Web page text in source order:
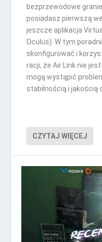
bezprzewodowe
posiadasz pierwszą
jeszcze aplikacja
Oculus). W tym
skonfigurować i
racji, że Air Link nie
mogą wystąpić
stabilnością i jakością
CZYTAJ WIĘCEJ